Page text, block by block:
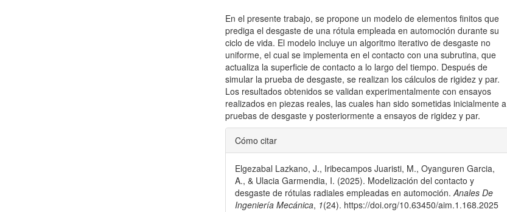
En el presente trabajo, se propone un modelo de elementos finitos que
prediga el desgaste de una rótula empleada en automoción durante su
ciclo de vida. El modelo incluye un algoritmo iterativo de desgaste no
uniforme, el cual se implementa en el contacto con una subrutina, que
actualiza la superficie de contacto a lo largo del tiempo. Después de
simular la prueba de desgaste, se realizan los cálculos de rigidez y par.
Los resultados obtenidos se validan experimentalmente con ensayos
realizados en piezas reales, las cuales han sido sometidas inicialmente a
pruebas de desgaste y posteriormente a ensayos de rigidez y par.
Detalles
del
artículo
Cómo citar
Elgezabal Lazkano, J., Iribecampos Juaristi, M., Oyanguren Garcia,
A., & Ulacia Garmendia, I. (2025). Modelización del contacto y
desgaste de rótulas radiales empleadas en automoción.Anales De
Ingeniería Mecánica, 1(24). https://doi.org/10.63450/aim.1.168.2025